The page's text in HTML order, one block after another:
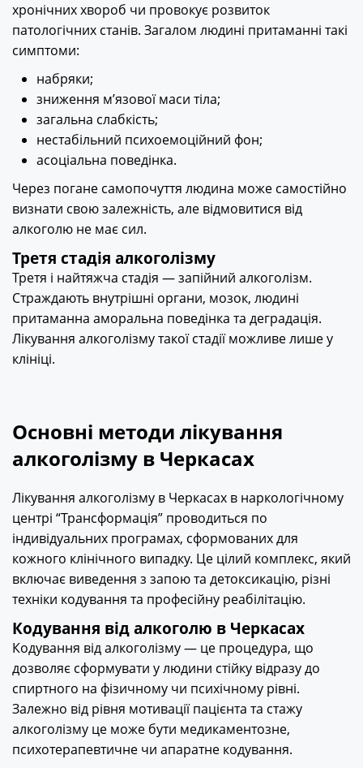
хронічних хвороб чи провокує розвиток
патологічних станів. Загалом людині притаманні такі
симптоми:
набряки;
зниження м’язової маси тіла;
загальна слабкість;
нестабільний психоемоційний фон;
асоціальна поведінка.
Через погане самопочуття людина може самостійно
визнати свою залежність, але відмовитися від
алкоголю не має сил.
Третя стадія алкоголізму
Третя і найтяжча стадія — запійний алкоголізм.
Страждають внутрішні органи, мозок, людині
притаманна аморальна поведінка та деградація.
Лікування алкоголізму такої стадії можливе лише у
клініці.
Основні методи лікування
алкоголізму в Черкасах
Лікування алкоголізму в Черкасах в наркологічному
центрі “Трансформація” проводиться по
індивідуальних програмах, сформованих для
кожного клінічного випадку. Це цілий комплекс, який
включає виведення з запою та детоксикацію, різні
техніки кодування та професійну реабілітацію.
Кодування від алкоголю в Черкасах
Кодування від алкоголізму — це процедура, що
дозволяє сформувати у людини стійку відразу до
спиртного на фізичному чи психічному рівні.
Залежно від рівня мотивації пацієнта та стажу
алкоголізму це може бути медикаментозне,
психотерапевтичне чи апаратне кодування.